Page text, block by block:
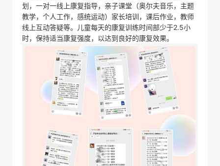
划，一对一线上康复指导，亲子课堂（奥尔夫音乐，主题
教学，个人工作，感统运动）家长培训，课后作业，教师
线上互动答疑等。儿童每天的康复训练时间部少于2.5小
时，保持适当康复强度，以达到良好的康复效果。